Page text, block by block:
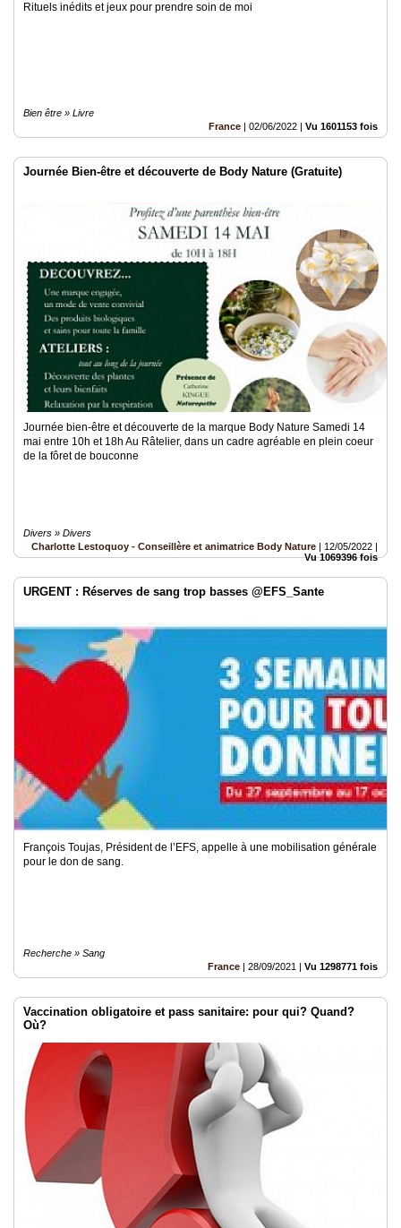
Rituels inédits et jeux pour prendre soin de moi
Bien être » Livre
France | 02/06/2022 | Vu 1601153 fois
Journée Bien-être et découverte de Body Nature (Gratuite)
Journée bien-être et découverte de la marque Body Nature Samedi 14
mai entre 10h et 18h Au Râtelier, dans un cadre agréable en plein coeur
de la fôret de bouconne
Divers » Divers
Charlotte Lestoquoy - Conseillère et animatrice Body Nature | 12/05/2022 |
Vu 1069396 fois
URGENT : Réserves de sang trop basses @EFS_Sante
François Toujas, Président de l’EFS, appelle à une mobilisation générale
pour le don de sang.
Recherche » Sang
France | 28/09/2021 | Vu 1298771 fois
Vaccination obligatoire et pass sanitaire: pour qui? Quand?
Où?